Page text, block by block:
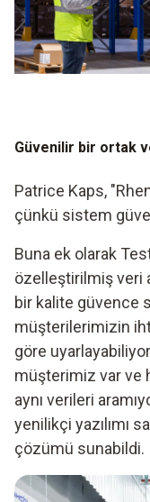
Güvenilir bir ortak
Patrice Kaps,
çünkü sistem
Buna ek olarak
özelleştirilmiş veri
bir kalite güvence
müşterilerimizin
göre
müşterimiz var ve
aynı verileri
yenilikçi yazılımı
çözümü sunabildi.